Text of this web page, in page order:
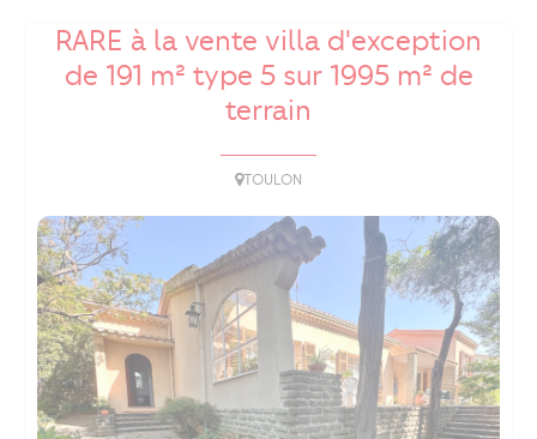
RARE à la vente villa d'exception
de 191 m² type 5 sur 1995 m² de
terrain
TOULON